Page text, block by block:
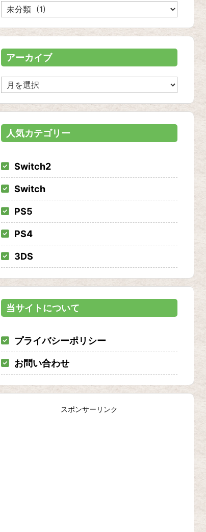
カ
テ
ゴ
リ
ー
アーカイブ
ー
カ
イ
ブ
人気カテゴリー
Switch2
Switch
PS5
PS4
3DS
当サイトについて
プライバシーポリシー
お問い合わせ
スポンサーリンク